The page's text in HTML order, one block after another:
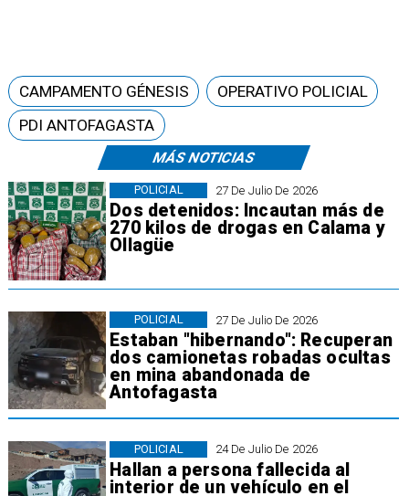
MÁS NOTICIAS
27 De Julio De 2026
Dos detenidos: Incautan más de
270 kilos de drogas en Calama y
Ollagüe
POLICIAL
27 De Julio De 2026
Estaban "hibernando": Recuperan
dos camionetas robadas ocultas
en mina abandonada de
Antofagasta
POLICIAL
24 De Julio De 2026
Hallan a persona fallecida al
interior de un vehículo en el
POLICIAL
CAMPAMENTO GÉNESIS
OPERATIVO POLICIAL
PDI ANTOFAGASTA